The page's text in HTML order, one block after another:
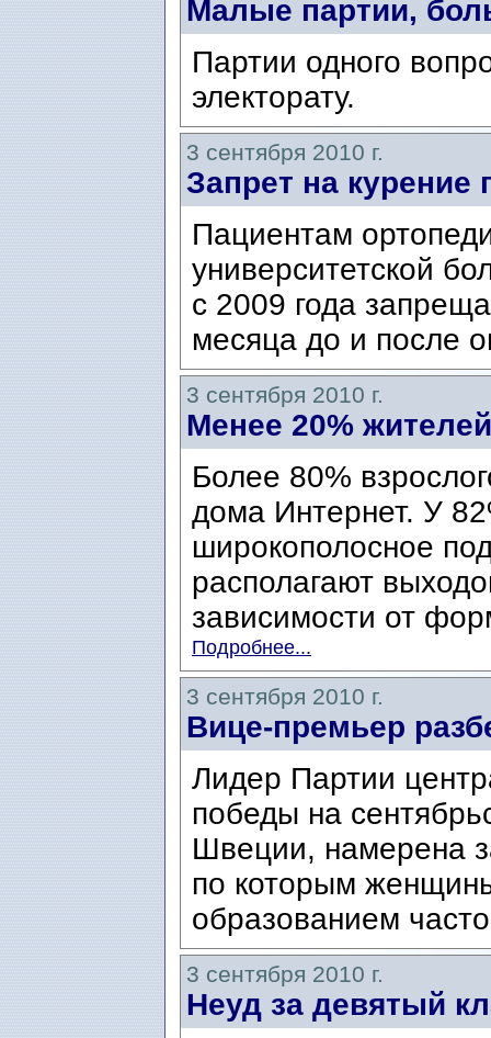
Малые партии,
Партии одного
электорату.
3 сентября 2010 г.
Запрет на курение
Пациентам
университетской
с 2009 года
месяца до и после
3 сентября 2010 г.
Менее 20%
Более 80%
дома Интернет. У
широкополосное
располагают
зависимости от
Подробнее...
3 сентября 2010 г.
Вице-премьер
Лидер Партии
победы на
Швеции, намерена
по которым
образованием
3 сентября 2010 г.
Неуд за девятый